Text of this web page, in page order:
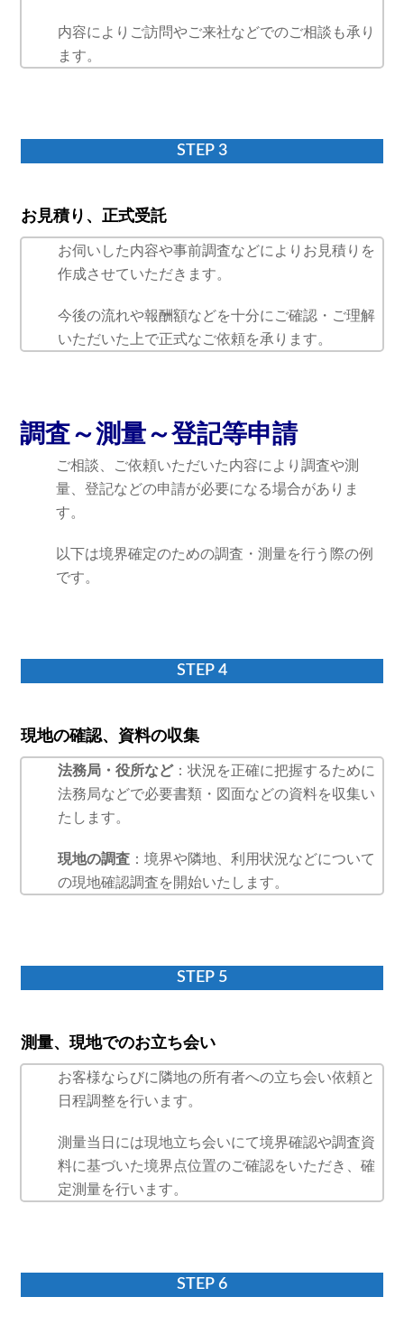
内容によりご訪問やご来社などでのご相談も承り
ます。
STEP 3
お見積り、正式受託
お伺いした内容や事前調査などによりお見積りを
作成させていただきます。
今後の流れや報酬額などを十分にご確認・ご理解
いただいた上で正式なご依頼を承ります。
調査～測量～登記等申請
ご相談、ご依頼いただいた内容により調査や測
量、登記などの申請が必要になる場合がありま
す。
以下は境界確定のための調査・測量を行う際の例
です。
STEP 4
現地の確認、資料の収集
法務局・役所など：状況を正確に把握するために
法務局などで必要書類・図面などの資料を収集い
たします。
現地の調査 ：境界や隣地、利用状況などについて
の現地確認調査を開始いたします。
STEP 5
測量、現地でのお立ち会い
お客様ならびに隣地の所有者への立ち会い依頼と
日程調整を行います。
測量当日には現地立ち会いにて境界確認や調査資
料に基づいた境界点位置のご確認をいただき、確
定測量を行います。
STEP 6